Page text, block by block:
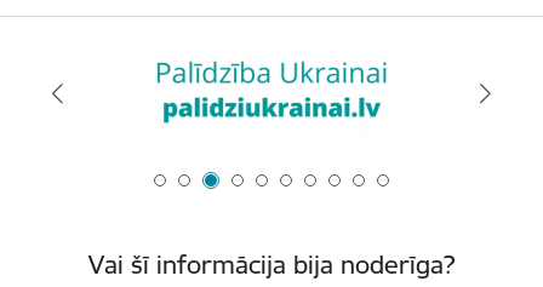
Vai šī informācija bija noderīga?